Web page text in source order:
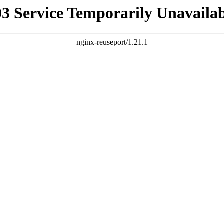
Service Temporarily
nginx-reuseport/1.21.1